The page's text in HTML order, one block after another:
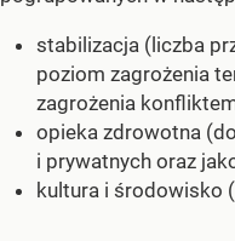
stabilizacja (liczba
poziom zagrożenia
zagrożenia
opieka zdrowotna
i prywatnych oraz
kultura i środowisko